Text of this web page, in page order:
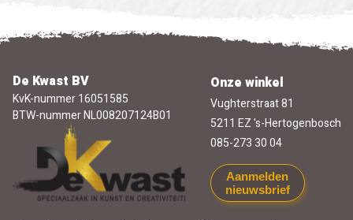
De Kwast BV
KvK-nummer 16051585
BTW-nummer NL008207124B01
Onze winkel
Vughterstraat 81
5211 EZ 's-Hertogenbosch
085-273 30 04
Aanmelden
nieuwsbrief